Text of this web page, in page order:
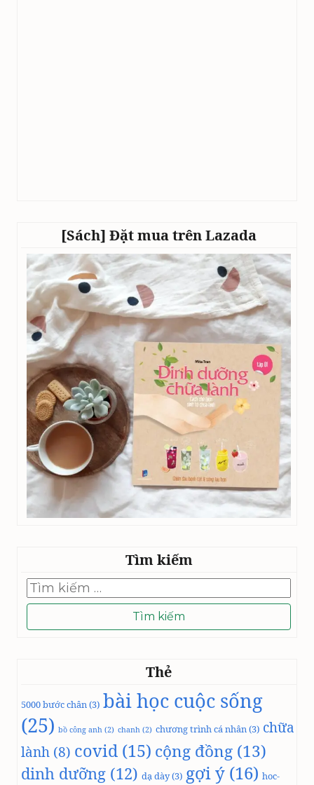
[Sách] Đặt mua trên Lazada
Tìm kiếm
Tìm
kiếm
cho:
Thẻ
5000 bước chân(3) bài học cuộc sống
(25) bồ công anh (2) chanh (2) chương trình cá nhân(3) chữa
lành (8) covid (15) cộng đồng (13)
dinh dưỡng (12) dạ dày(3) gợi ý (16) hoc-